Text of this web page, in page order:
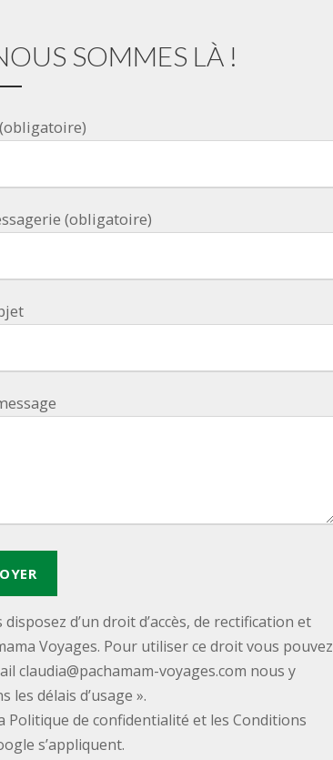
SOMMES LÀ !
(obligatoire)
disposez d’un droit d’accès, de rectification et
Voyages. Pour utiliser ce droit vous pouvez
claudia@pachamam-voyages.com nous y
les délais d’usage ».
Politique de confidentialité et les Conditions
s’appliquent.